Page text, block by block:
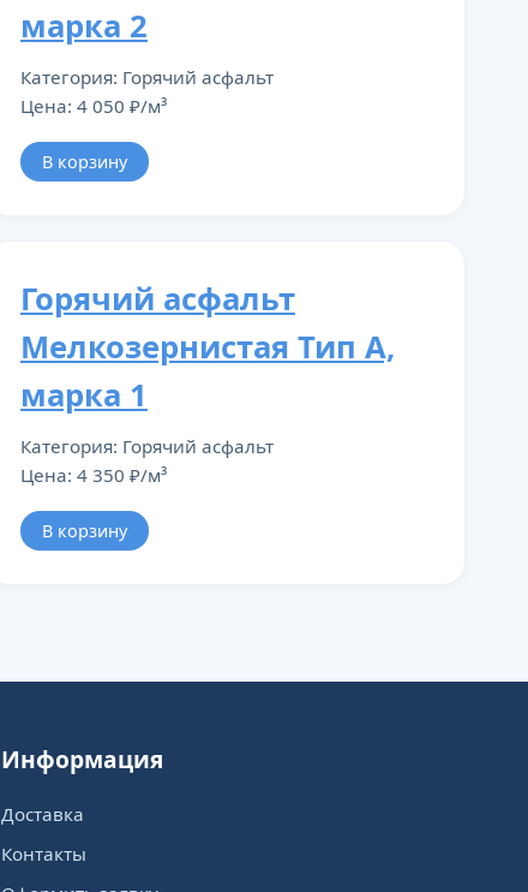
марка 2
Категория: Горячий асфальт
Цена: 4 050 ₽/м³
В корзину
Горячий асфальт
Мелкозернистая Тип А,
марка 1
Категория: Горячий асфальт
Цена: 4 350 ₽/м³
В корзину
Информация
Доставка
Контакты